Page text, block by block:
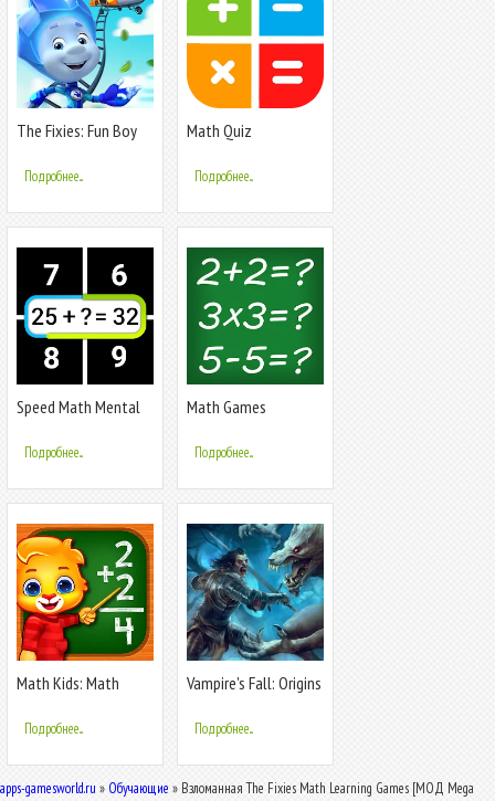
The Fixies: Fun Boy
Подробнее...
Math Quiz
Подробнее...
Speed Math Mental
Подробнее...
Math Games
Подробнее...
Math Kids: Math
Подробнее...
Vampire's Fall: Origins
Подробнее...
apps-gamesworld.ru » Обучающие » Взломанная The Fixies Math Learning Games [МОД Mega